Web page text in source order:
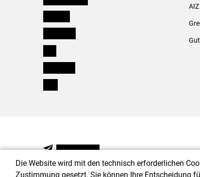
NEWSLETTER
Die Website wird mit den technisch erforderlichen
Zustimmung gesetzt. Sie können Ihre Entscheidung